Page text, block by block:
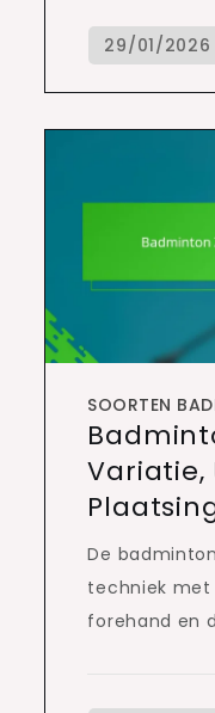
SOORTEN
Variatie,
De
techniek met
forehand en